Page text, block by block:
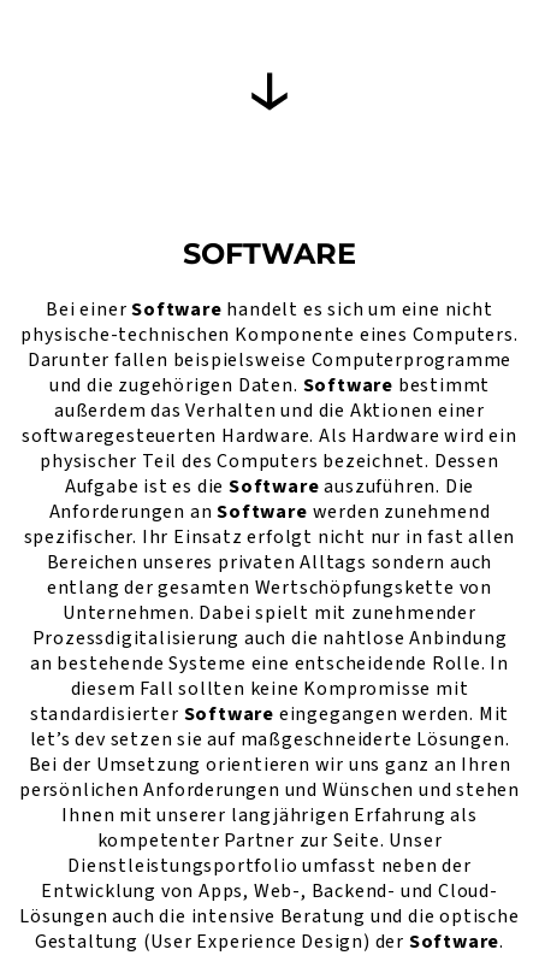
SOFTWARE
Bei einerSoftware handelt es sich um eine nicht
physische-technischen Komponente eines Computers.
Darunter fallen beispielsweise Computerprogramme
und die zugehörigen Daten. Software bestimmt
außerdem das Verhalten und die Aktionen einer
softwaregesteuerten Hardware. Als Hardware wird ein
physischer Teil des Computers bezeichnet. Dessen
Aufgabe ist es dieSoftwareauszuführen. Die
Anforderungen anSoftware werden zunehmend
spezifischer. Ihr Einsatz erfolgt nicht nur in fast allen
Bereichen unseres privaten Alltags sondern auch
entlang der gesamten Wertschöpfungskette von
Unternehmen. Dabei spielt mit zunehmender
Prozessdigitalisierung auch die nahtlose Anbindung
an bestehende Systeme eine entscheidende Rolle. In
diesem Fall sollten keine Kompromisse mit
standardisierter Software eingegangen werden. Mit
let’s dev setzen sie auf maßgeschneiderte Lösungen.
Bei der Umsetzung orientieren wir uns ganz an Ihren
persönlichen Anforderungen und Wünschen und stehen
Ihnen mit unserer langjährigen Erfahrung als
kompetenter Partner zur Seite. Unser
Dienstleistungsportfolio umfasst neben der
Entwicklung von Apps, Web-, Backend- und Cloud-
Lösungen auch die intensive Beratung und die optische
Gestaltung (User Experience Design) der Software.